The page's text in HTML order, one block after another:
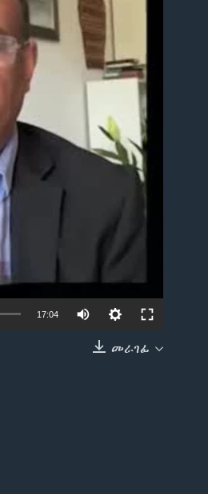
17:04
መራገፊ